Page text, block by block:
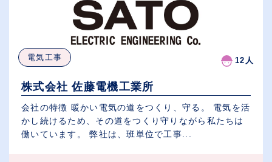
電気工事 12人
株式会社 佐藤電機工業所
会社の特徴 暖かい電気の道をつくり、守る。 電気を活
かし続けるため、その道をつくり守りながら私たちは
働いています。 弊社は、班単位で工事...